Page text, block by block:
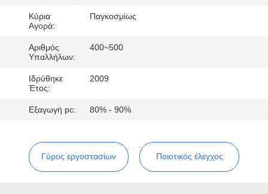
ΕΠΑΦΉ
ΖΗΤΉΣΤΕ
ΈΝΑ
ΑΠΌΣΠΑΣΜΑ
PRIVACY
Κύρια
Αγορά:
Παγκοσμίως
Αριθμός
Υπαλλήλων:
400~500
Ιδρύθηκε
Έτος:
2009
Εξαγωγή pc: 80% - 90%
Γύρος εργοστασίων Ποιοτικός έλεγχος